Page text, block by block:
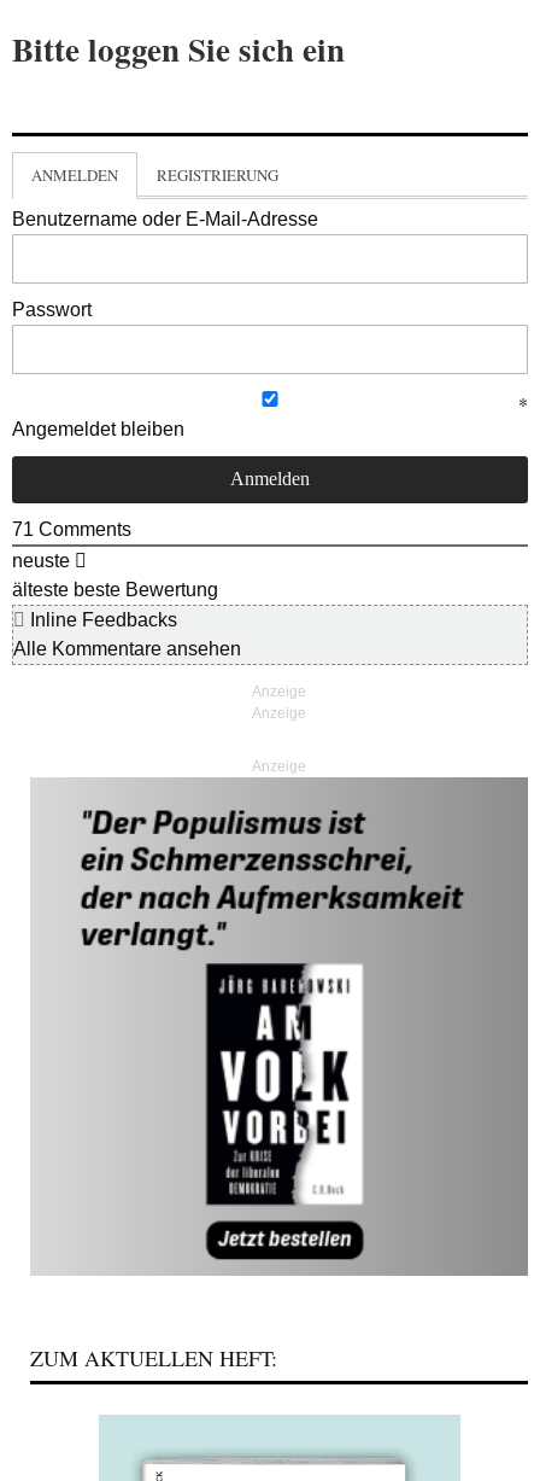
Bitte loggen Sie sich ein
ANMELDEN REGISTRIERUNG
Benutzername oder E-Mail-Adresse
Passwort
Angemeldet bleiben
71 Comments
neuste
älteste beste Bewertung
Inline Feedbacks
Alle Kommentare ansehen
Anzeige
ZUM AKTUELLEN HEFT: